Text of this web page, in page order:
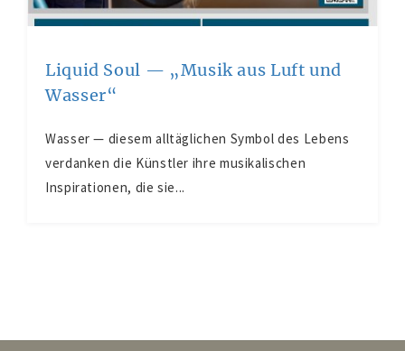
Liquid Soul — „Musik aus Luft und
Wasser“
Wasser — diesem alltäglichen Symbol des Lebens
verdanken die Künstler ihre musikalischen
Inspirationen, die sie...